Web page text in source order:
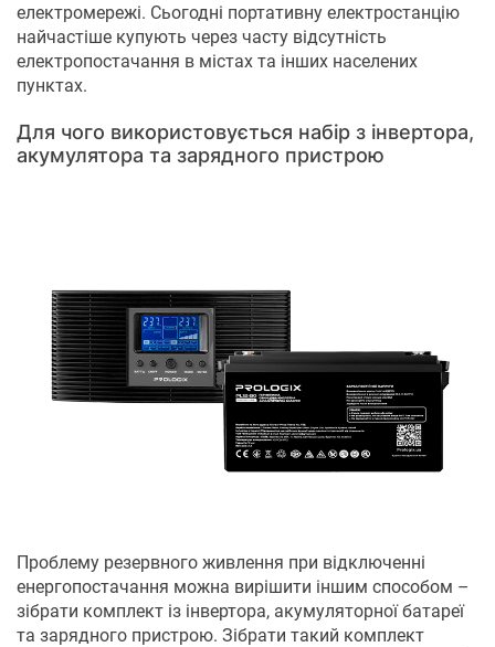
електромережі. Сьогодні портативну електростанцію
найчастіше купують через часту відсутність
електропостачання в містах та інших населених
пунктах.
Для чого використовується набір з інвертора,
акумулятора та зарядного пристрою
Проблему резервного живлення при відключенні
енергопостачання можна вирішити іншим способом –
зібрати комплект із інвертора, акумуляторної батареї
та зарядного пристрою. Зібрати такий комплект